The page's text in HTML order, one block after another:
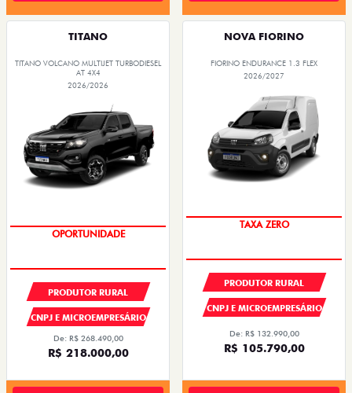
TITANO
TITANO VOLCANO MULTIJET TURBODIESEL
AT 4X4
2026/2026
OPORTUNIDADE
PRODUTOR RURAL
CNPJ E MICROEMPRESÁRIO
De: R$ 268.490,00
R$ 218.000,00
NOVA FIORINO
FIORINO ENDURANCE 1.3 FLEX
2026/2027
TAXA ZERO
PRODUTOR RURAL
CNPJ E MICROEMPRESÁRIO
De: R$ 132.990,00
R$ 105.790,00